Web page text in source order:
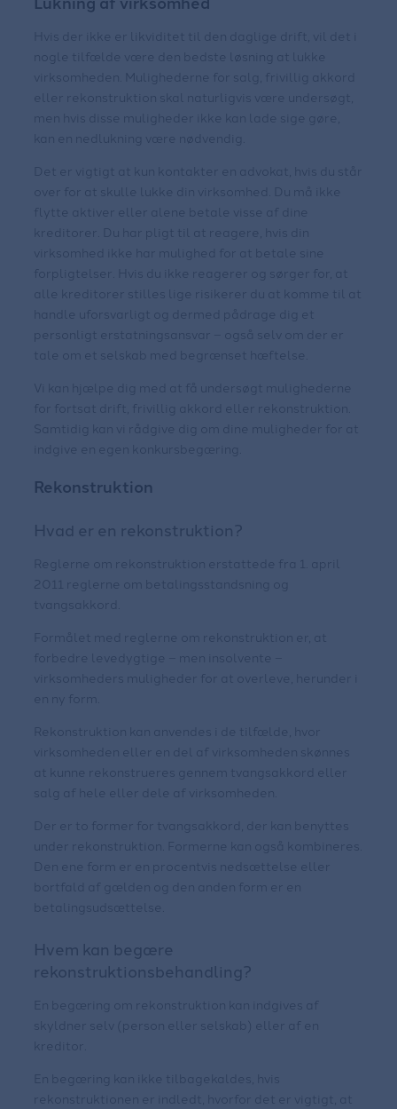
Hvis der ikke er likviditet til den daglige drift, vil det i
nogle tilfælde være den bedste løsning at lukke
virksomheden. Mulighederne for salg, frivillig akkord
eller rekonstruktion skal naturligvis være undersøgt,
men hvis disse muligheder ikke kan lade sige gøre,
kan en nedlukning være nødvendig.
Det er vigtigt at kun kontakter en advokat, hvis du står
over for at skulle lukke din virksomhed. Du må ikke
flytte aktiver eller alene betale visse af dine
kreditorer. Du har pligt til at reagere, hvis din
virksomhed ikke har mulighed for at betale sine
forpligtelser. Hvis du ikke reagerer og sørger for, at
alle kreditorer stilles lige risikerer du at komme til at
handle uforsvarligt og dermed pådrage dig et
personligt erstatningsansvar – også selv om der er
tale om et selskab med begrænset hæftelse.
Vi kan hjælpe dig med at få undersøgt mulighederne
for fortsat drift, frivillig akkord eller rekonstruktion.
Samtidig kan vi rådgive dig om dine muligheder for at
indgive en egen konkursbegæring.
Rekonstruktion
Hvad er en rekonstruktion?
Reglerne om rekonstruktion erstattede fra 1. april
2011 reglerne om betalingsstandsning og
tvangsakkord.
Formålet med reglerne om rekonstruktion er, at
forbedre levedygtige – men insolvente –
virksomheders muligheder for at overleve, herunder i
en ny form.
Rekonstruktion kan anvendes i de tilfælde, hvor
virksomheden eller en del af virksomheden skønnes
at kunne rekonstrueres gennem tvangsakkord eller
salg af hele eller dele af virksomheden.
Der er to former for tvangsakkord, der kan benyttes
under rekonstruktion. Formerne kan også kombineres.
Den ene form er en procentvis nedsættelse eller
bortfald af gælden og den anden form er en
betalingsudsættelse.
Hvem kan begære
rekonstruktionsbehandling?
En begæring om rekonstruktion kan indgives af
skyldner selv (person eller selskab) eller af en
kreditor.
En begæring kan ikke tilbagekaldes, hvis
rekonstruktionen er indledt, hvorfor det er vigtigt, at